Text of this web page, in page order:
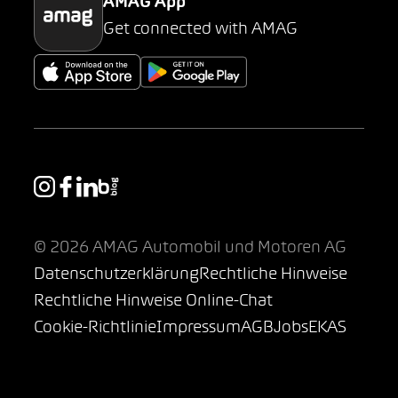
AMAG App
Get connected with AMAG
© 2026 AMAG Automobil und Motoren AG
DatenschutzerklärungRechtliche Hinweise
Rechtliche Hinweise Online-Chat
Cookie-RichtlinieImpressumAGBJobsEKAS